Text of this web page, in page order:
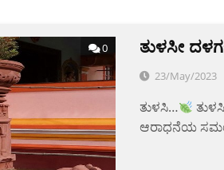
0 ತುಳಸೀ
23/May/2023
ತುಳಸಿ…
ಆರಾಧನೆಯ